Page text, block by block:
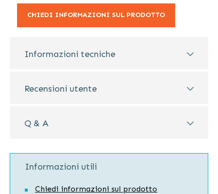
CHIEDI INFORMAZIONI SUL PRODOTTO
Informazioni tecniche
Recensioni utente
Q & A
Informazioni utili
Chiedi informazioni sul prodotto